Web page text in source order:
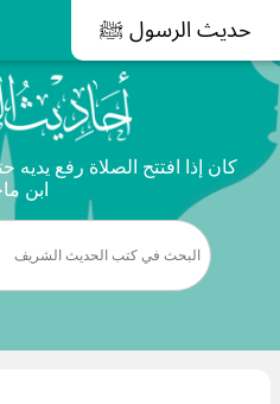
حديث الرسول ﷺ
كان إذا افتتح الصلاة رفع
ابن